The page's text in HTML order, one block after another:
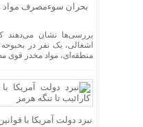
بحران سوءمصرف مواد
اشغالی، یک نفر در
منطقه‌ای، مواد مخدر
نبرد دولت آمریکا با